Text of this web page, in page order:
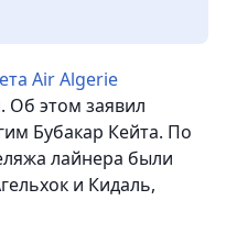
Air Algerie
Об этом заявил
Бубакар Кейта. По
лайнера были
и Кидаль,